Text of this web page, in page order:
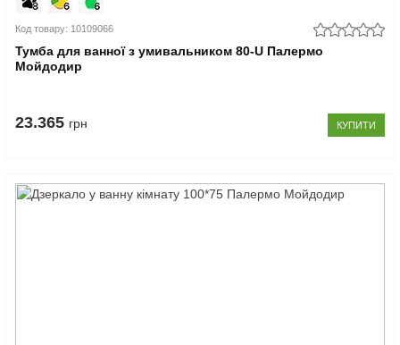
Код товару: 10109066
Тумба для ванної з умивальником 80-U Палермо
Мойдодир
23.365 грн КУПИТИ